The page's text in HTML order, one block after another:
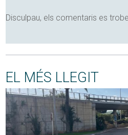
Disculpau, els comentaris es
EL MÉS LLEGIT